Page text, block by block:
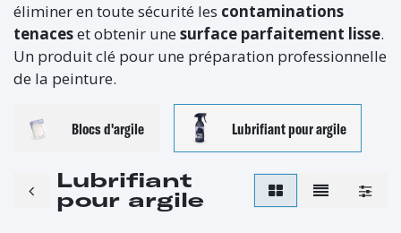
éliminer en toute sécurité les contaminations
tenaceset obtenir une surface parfaitement lisse.
Un produit clé pour une préparation professionnelle
de la peinture.
Blocs d'argile Lubrifiant pour argile
Lubrifiant
pour argile